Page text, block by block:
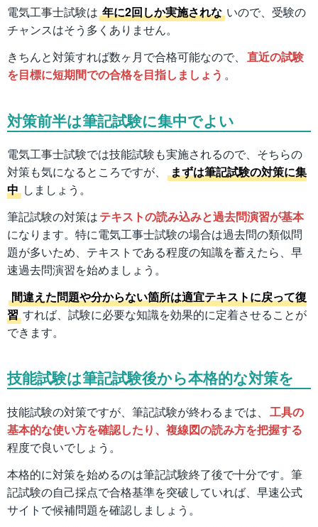
電気工事士試験は 年に2回しか実施されな いので、受験の
チャンスはそう多くありません。
きちんと対策すれば数ヶ月で合格可能なので、 直近の試験
を目標に短期間での合格を目指しましょう 。
対策前半は筆記試験に集中でよい
電気工事士試験では技能試験も実施されるので、そちらの
対策も気になるところですが、
まずは筆記試験の対策に集
中 しましょう。
筆記試験の対策はテキストの読み込みと過去問演習が基本
になります。特に電気工事士試験の場合は過去問の類似問
題が多いため、テキストである程度の知識を蓄えたら、早
速過去問演習を始めましょう。
間違えた問題や分からない箇所は適宜テキストに戻って復
習 すれば、試験に必要な知識を効果的に定着させることが
できます。
技能試験は筆記試験後から本格的な対策を
技能試験の対策ですが、筆記試験が終わるまでは、 工具の
基本的な使い方を確認したり、複線図の読み方を把握する
程度で良いでしょう。
本格的に対策を始めるのは筆記試験終了後で十分です。筆
記試験の自己採点で合格基準を突破していれば、早速公式
サイトで候補問題を確認しましょう。